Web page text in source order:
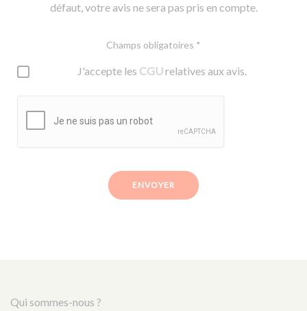
défaut, votre avis ne sera pas pris en compte.
Champs obligatoires *
J'accepte les CGUrelatives aux avis.
ENVOYER
Qui sommes-nous ?